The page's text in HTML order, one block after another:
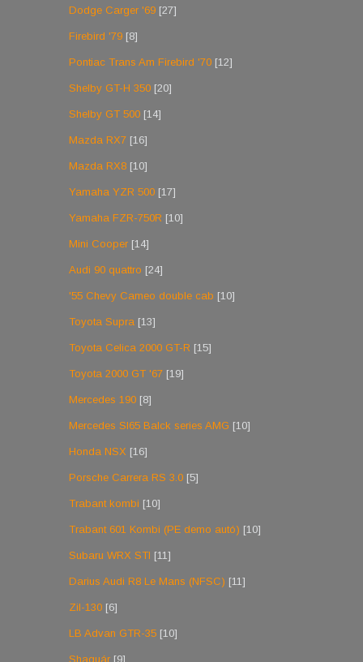
Dodge Carger '69 [27]
Firebird '79 [8]
Pontiac Trans Am Firebird '70 [12]
Shelby GT-H 350 [20]
Shelby GT 500 [14]
Mazda RX7 [16]
Mazda RX8 [10]
Yamaha YZR 500 [17]
Yamaha FZR-750R [10]
Mini Cooper [14]
Audi 90 quattro [24]
'55 Chevy Cameo double cab [10]
Toyota Supra [13]
Toyota Celica 2000 GT-R [15]
Toyota 2000 GT '67 [19]
Mercedes 190 [8]
Mercedes Sl65 Balck series AMG [10]
Honda NSX [16]
Porsche Carrera RS 3.0 [5]
Trabant kombi [10]
Trabant 601 Kombi (PE demo autó) [10]
Subaru WRX STI [11]
Darius Audi R8 Le Mans (NFSC) [11]
Zil-130 [6]
LB Advan GTR-35 [10]
Shaguár [9]